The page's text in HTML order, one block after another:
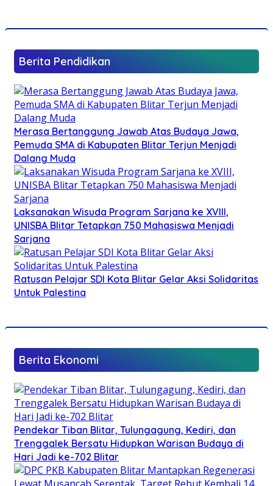
Berita Pendidikan
Merasa Bertanggung Jawab Atas Budaya Jawa,
Pemuda SMA di Kabupaten Blitar Terjun Menjadi
Dalang Muda
Laksanakan Wisuda Program Sarjana ke XVIII,
UNISBA Blitar Tetapkan 750 Mahasiswa Menjadi
Sarjana
Ratusan Pelajar SDI Kota Blitar Gelar Aksi Solidaritas
Untuk Palestina
Berita Ekonomi
Pendekar Tiban Blitar, Tulungagung, Kediri, dan
Trenggalek Bersatu Hidupkan Warisan Budaya di
Hari Jadi ke-702 Blitar